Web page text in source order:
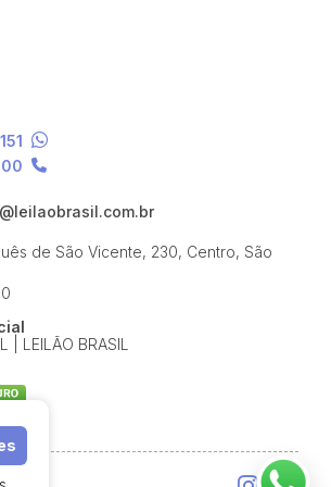
de São Vicente, 230, Centro, São
| LEILÃO BRASIL